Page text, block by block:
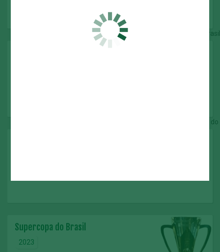
Supercopa do Brasil
2023